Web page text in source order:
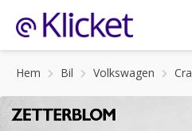
Hem Bil Volkswagen